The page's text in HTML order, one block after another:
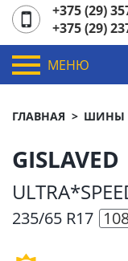
+375 (29)
+375 (29)
МЕНЮ
ГЛАВНАЯ ШИНЫ
GISLAVED
235/65 R17